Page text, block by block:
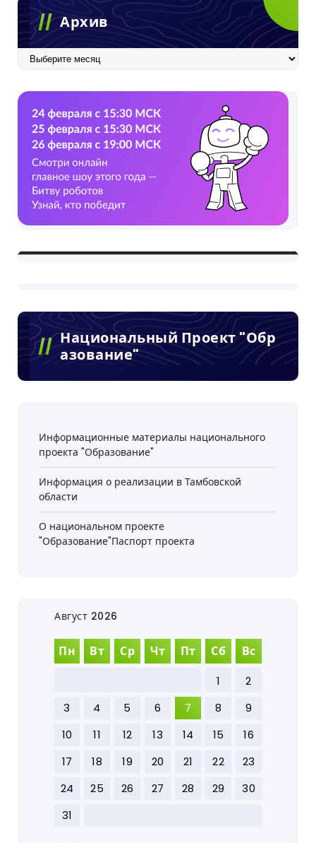
Архив
Архив
Национальный Проект "Обр
Азование"
Информационные материалы национального
проекта "Образование"
Информация о реализации в Тамбовской
области
О национальном проекте
"Образование"Паспорт проекта
Август 2026
Пн Вт Ср Чт Пт Сб Вс
1
2
3
4 5 6 7 8
9
10
11 12 13 14 15
16
17
18 19 20 21 22
23
24
25 26 27 28 29
30
31